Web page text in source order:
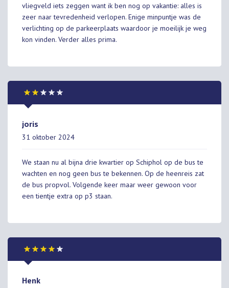
vliegveld iets zeggen want ik ben nog op vakantie: alles is
zeer naar tevredenheid verlopen. Enige minpuntje was de
verlichting op de parkeerplaats waardoor je moeilijk je weg
kon vinden. Verder alles prima.
joris
31 oktober 2024
We staan nu al bijna drie kwartier op Schiphol op de bus te
wachten en nog geen bus te bekennen. Op de heenreis zat
de bus propvol. Volgende keer maar weer gewoon voor
een tientje extra op p3 staan.
Henk